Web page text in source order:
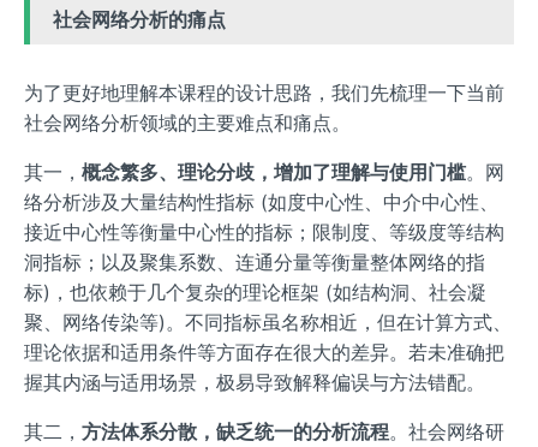
社会网络分析的痛点
为了更好地理解本课程的设计思路，我们先梳理一下当前
社会网络分析领域的主要难点和痛点。
其一， 概念繁多、理论分歧，增加了理解与使用门槛。网
络分析涉及大量结构性指标 (如度中心性、中介中心性、
接近中心性等衡量中心性的指标；限制度、等级度等结构
洞指标；以及聚集系数、连通分量等衡量整体网络的指
标)，也依赖于几个复杂的理论框架 (如结构洞、社会凝
聚、网络传染等)。不同指标虽名称相近，但在计算方式、
理论依据和适用条件等方面存在很大的差异。若未准确把
握其内涵与适用场景，极易导致解释偏误与方法错配。
其二， 方法体系分散，缺乏统一的分析流程。社会网络研